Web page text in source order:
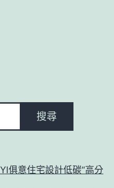
搜尋
俱意住宅設計低碳“高分